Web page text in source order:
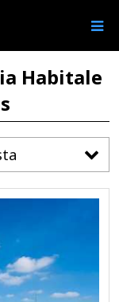
Habitale